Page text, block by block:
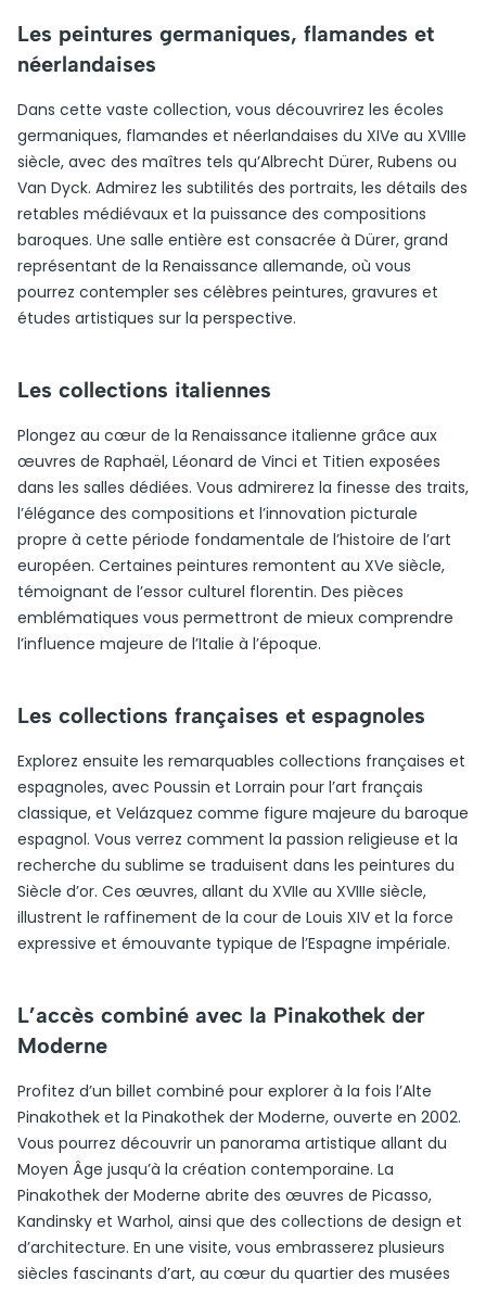
Les peintures germaniques, flamandes et
néerlandaises
Dans cette vaste collection, vous découvrirez les écoles
germaniques, flamandes et néerlandaises du XIVe au XVIIIe
siècle, avec des maîtres tels qu’Albrecht Dürer, Rubens ou
Van Dyck. Admirez les subtilités des portraits, les détails des
retables médiévaux et la puissance des compositions
baroques. Une salle entière est consacrée à Dürer, grand
représentant de la Renaissance allemande, où vous
pourrez contempler ses célèbres peintures, gravures et
études artistiques sur la perspective.
Les collections italiennes
Plongez au cœur de la Renaissance italienne grâce aux
œuvres de Raphaël, Léonard de Vinci et Titien exposées
dans les salles dédiées. Vous admirerez la finesse des traits,
l’élégance des compositions et l’innovation picturale
propre à cette période fondamentale de l’histoire de l’art
européen. Certaines peintures remontent au XVe siècle,
témoignant de l’essor culturel florentin. Des pièces
emblématiques vous permettront de mieux comprendre
l’influence majeure de l’Italie à l’époque.
Les collections françaises et espagnoles
Explorez ensuite les remarquables collections françaises et
espagnoles, avec Poussin et Lorrain pour l’art français
classique, et Velázquez comme figure majeure du baroque
espagnol. Vous verrez comment la passion religieuse et la
recherche du sublime se traduisent dans les peintures du
Siècle d’or. Ces œuvres, allant du XVIIe au XVIIIe siècle,
illustrent le raffinement de la cour de Louis XIV et la force
expressive et émouvante typique de l’Espagne impériale.
L’accès combiné avec la Pinakothek der
Moderne
Profitez d’un billet combiné pour explorer à la fois l’Alte
Pinakothek et la Pinakothek der Moderne, ouverte en 2002.
Vous pourrez découvrir un panorama artistique allant du
Moyen Âge jusqu’à la création contemporaine. La
Pinakothek der Moderne abrite des œuvres de Picasso,
Kandinsky et Warhol, ainsi que des collections de design et
d’architecture. En une visite, vous embrasserez plusieurs
siècles fascinants d’art, au cœur du quartier des musées